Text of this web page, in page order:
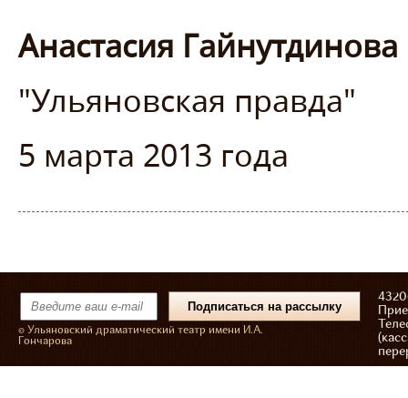
Анастасия Гайнутдинова
"Ульяновская правда"
5 марта 2013 года
© Ульяновский драматический театр имени И.А.
Гончарова